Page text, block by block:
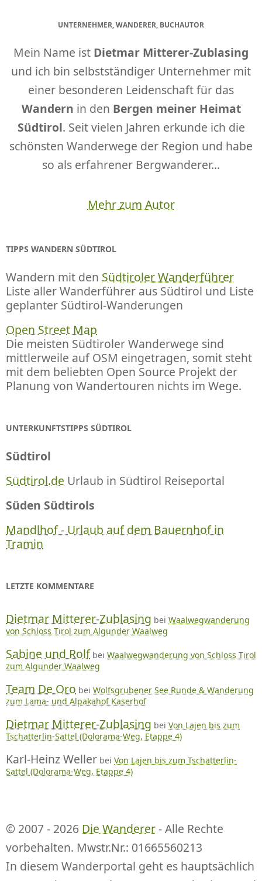
UNTERNEHMER, WANDERER, BUCHAUTOR
Mein Name ist Dietmar Mitterer-Zublasing
und ich bin selbstständiger Unternehmer mit
einer besonderen Leidenschaft für das
Wandern in den Bergen meiner Heimat
Südtirol. Seit vielen Jahren erkunde ich die
schönsten Wanderwege der Region und habe
so als erfahrener Bergwanderer...
Mehr zum Autor
TIPPS WANDERN SÜDTIROL
Wandern mit den Südtiroler Wanderführer
Liste aller Wanderführer aus Südtirol und Liste
geplanter Südtirol-Wanderungen
Open Street Map
Die meisten Südtiroler Wanderwege sind
mittlerweile auf OSM eingetragen, somit steht
mit dem beliebten Open Source Projekt der
Planung von Wandertouren nichts im Wege.
UNTERKUNFTSTIPPS SÜDTIROL
Südtirol
Südtirol.de Urlaub in Südtirol Reiseportal
Süden Südtirols
Mandlhof - Urlaub auf dem Bauernhof in
Tramin
LETZTE KOMMENTARE
Dietmar Mitterer-Zublasing bei Waalwegwanderung
von Schloss Tirol zum Algunder Waalweg
Sabine und Rolf bei Waalwegwanderung von Schloss Tirol
zum Algunder Waalweg
Team De Oro bei Wolfsgrubener See Runde & Wanderung
zum Lama- und Alpakahof Kaserhof
Dietmar Mitterer-Zublasing bei Von Lajen bis zum
Tschatterlin-Sattel (Dolorama-Weg, Etappe 4)
Karl-Heinz Weller bei Von Lajen bis zum Tschatterlin-
Sattel (Dolorama-Weg, Etappe 4)
© 2007 - 2026 Die Wanderer- Alle Rechte
vorbehalten. Mwstr.Nr.: 01665560213
In diesem Wanderportal geht es hauptsächlich